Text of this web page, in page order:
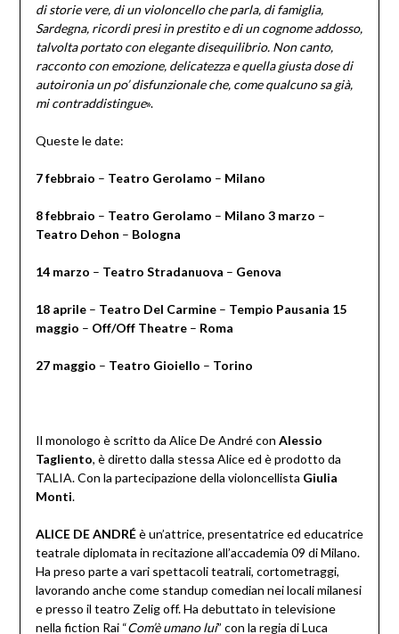
di storie vere, di un violoncello che parla, di famiglia,
Sardegna, ricordi presi in prestito e di un cognome addosso,
talvolta portato con elegante disequilibrio. Non canto,
racconto con emozione, delicatezza e quella giusta dose di
autoironia un po’ disfunzionale che, come qualcuno sa già,
mi contraddistingue».
Queste le date:
7 febbraio – Teatro Gerolamo – Milano
8 febbraio – Teatro Gerolamo – Milano 3 marzo –
Teatro Dehon – Bologna
14 marzo – Teatro Stradanuova – Genova
18 aprile – Teatro Del Carmine – Tempio Pausania 15
maggio – Off/Off Theatre – Roma
27 maggio – Teatro Gioiello – Torino
Il monologo è scritto da Alice De André con Alessio
Tagliento, è diretto dalla stessa Alice ed è prodotto da
TALIA. Con la partecipazione della violoncellista Giulia
Monti.
ALICE DE ANDRÉè un’attrice, presentatrice ed educatrice
teatrale diplomata in recitazione all’accademia 09 di Milano.
Ha preso parte a vari spettacoli teatrali, cortometraggi,
lavorando anche come standup comedian nei locali milanesi
e presso il teatro Zelig off. Ha debuttato in televisione
nella fiction Rai “Com’è umano lui” con la regia di Luca